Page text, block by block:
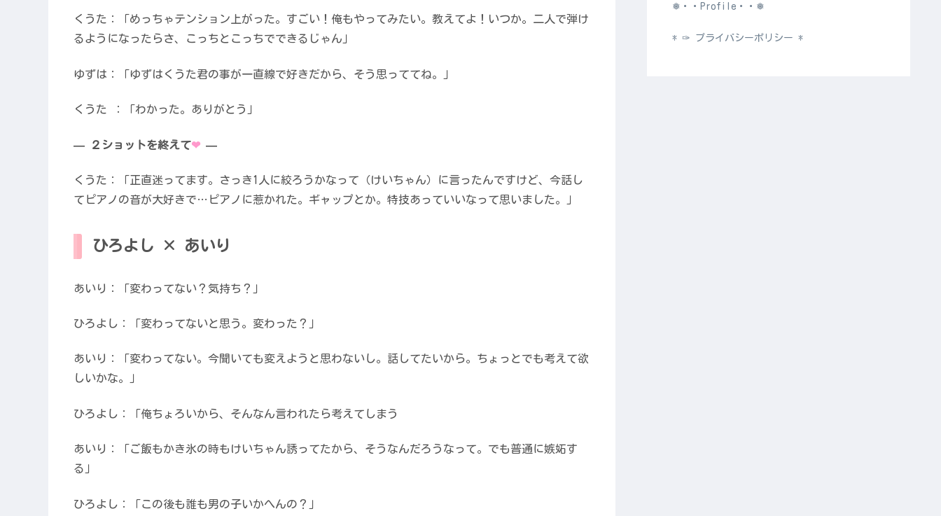
くうた：「めっちゃテンション上がった。すごい！俺もやってみたい。教えてよ！いつか。二人で弾け
るようになったらさ、こっちとこっちでできるじゃん」
ゆずは：「ゆずはくうた君の事が一直線で好きだから、そう思っててね。」
くうた ：「わかった。ありがとう」
— ２ショットを終えて❤︎ —
くうた：「正直迷ってます。さっき1人に絞ろうかなって（けいちゃん）に言ったんですけど、今話し
てピアノの音が大好きで…ピアノに惹かれた。ギャップとか。特技あっていいなって思いました。」
ひろよし × あいり
あいり：「変わってない？気持ち？」
ひろよし：「変わってないと思う。変わった？」
あいり：「変わってない。今聞いても変えようと思わないし。話してたいから。ちょっとでも考えて欲
しいかな。」
ひろよし：「俺ちょろいから、そんなん言われたら考えてしまう
あいり：「ご飯もかき氷の時もけいちゃん誘ってたから、そうなんだろうなって。でも普通に嫉妬す
る」
ひろよし：「この後も誰も男の子いかへんの？」
❅・・Profile・・❅
* ✑ プライバシーポリシー *